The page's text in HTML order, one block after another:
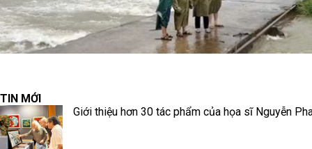
TIN MỚI
Giới thiệu hơn 30 tác phẩm của họa sĩ Nguyễn